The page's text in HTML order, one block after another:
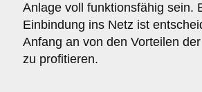
Anlage voll funktionsfähig sein.
Einbindung ins Netz ist
Anfang an von den Vorteilen
zu profitieren.